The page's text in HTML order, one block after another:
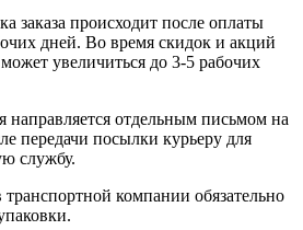
заказа происходит после оплаты
дней. Во время скидок и акций
увеличиться до 3-5 рабочих
направляется отдельным письмом на
передачи посылки курьеру для
службу.
компании обязательно